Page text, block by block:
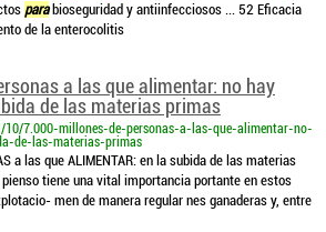
parabioseguridad y antiinfecciosos ... 52 Eficacia
de la enterocolitis
a las que alimentar: no hay
de las materias primas
7.000-millones-de-personas-a-las-que-alimentar-no-
de-las-materias-primas
a las que ALIMENTAR: en la subida de las materias
tiene una vital importancia portante en estos
men de manera regular nes ganaderas y, entre